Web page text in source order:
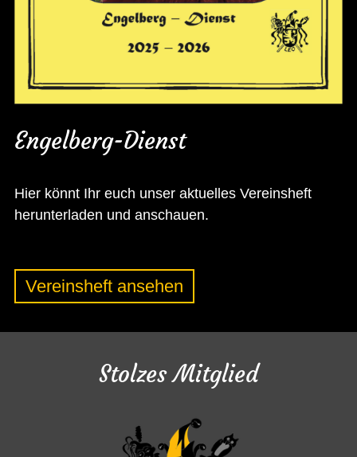
Engelberg-Dienst
Hier könnt Ihr euch unser aktuelles Vereinsheft
herunterladen und anschauen.
Vereinsheft ansehen
Stolzes Mitglied